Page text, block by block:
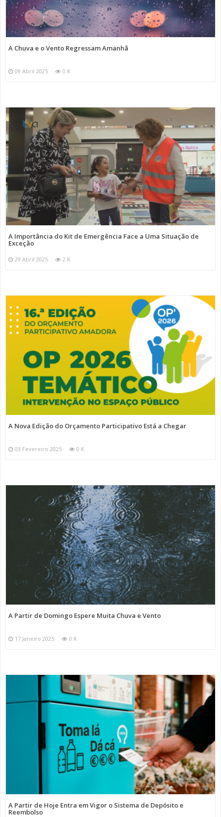
A Chuva e o Vento Regressam Amanhã
09 Abril 2025 0 K
A Importância do Kit de Emergência Face a Uma Situação de
Exceção
29 Abril 2025 2 K
A Nova Edição do Orçamento Participativo Está a Chegar
03 Fevereiro 2025 0 K
A Partir de Domingo Espere Muita Chuva e Vento
17 Janeiro 2025 0 K
A Partir de Hoje Entra em Vigor o Sistema de Depósito e
Reembolso